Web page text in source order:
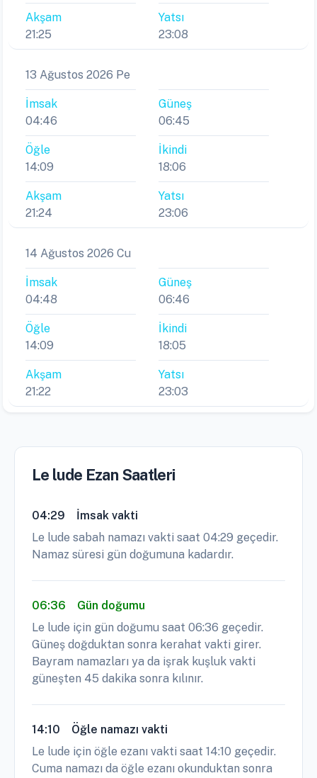
Akşam
21:25
Yatsı
23:08
13 Ağustos 2026 Pe
İmsak
04:46
Güneş
06:45
Öğle
14:09
İkindi
18:06
Akşam
21:24
Yatsı
23:06
14 Ağustos 2026 Cu
İmsak
04:48
Güneş
06:46
Öğle
14:09
İkindi
18:05
Akşam
21:22
Yatsı
23:03
Le lude Ezan Saatleri
04:29
İmsak vakti
Le lude sabah namazı vakti saat 04:29 geçedir.
Namaz süresi gün doğumuna kadardır.
06:36
Gün doğumu
Le lude için gün doğumu saat 06:36 geçedir.
Güneş doğduktan sonra kerahat vakti girer.
Bayram namazları ya da işrak kuşluk vakti
güneşten 45 dakika sonra kılınır.
14:10
Öğle namazı vakti
Le lude için öğle ezanı vakti saat 14:10 geçedir.
Cuma namazı da öğle ezanı okunduktan sonra